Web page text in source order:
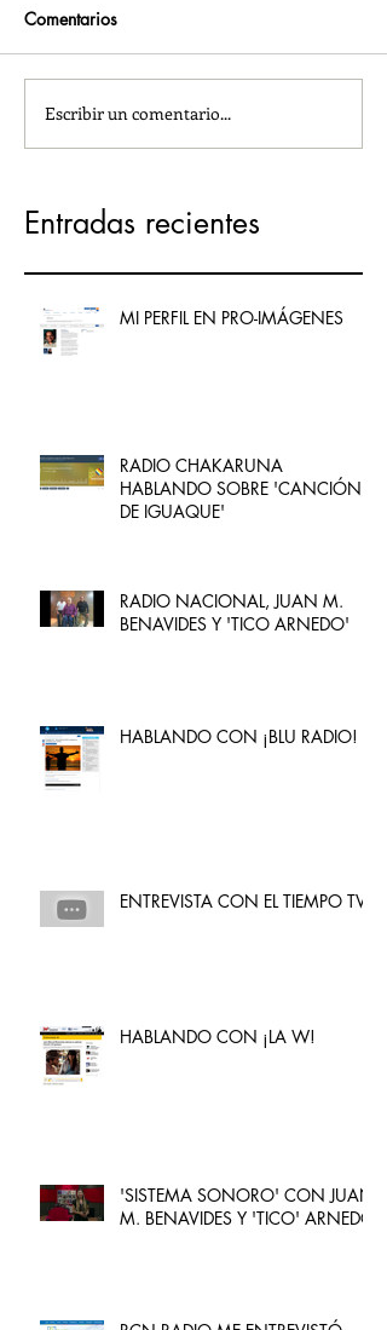
Comentarios
Escribir un comentario...
Entradas recientes
MI PERFIL EN PRO-IMÁGENES
RADIO CHAKARUNA
HABLANDO SOBRE 'CANCIÓN
DE IGUAQUE'
RADIO NACIONAL, JUAN M.
BENAVIDES Y 'TICO ARNEDO'
HABLANDO CON ¡BLU RADIO!
ENTREVISTA CON EL TIEMPO TV
HABLANDO CON ¡LA W!
'SISTEMA SONORO' CON JUAN
M. BENAVIDES Y 'TICO' ARNEDO